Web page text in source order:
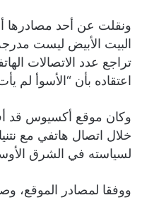
ونقلت عن أحد مصادرها
البيت الأبيض ليست
تراجع عدد الاتصالات
اعتقاده بأن “الأسوأ لم
خلال اتصال هاتفي مع
لسياسته في الشرق
ووفقا لمصادر الموقع،